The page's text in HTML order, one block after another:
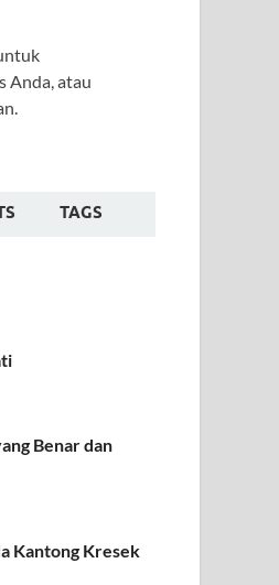
Anda, atau
TAGS
Benar dan
Kantong Kresek